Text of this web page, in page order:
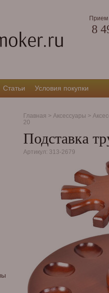
Прием
8
Статьи Условия покупки
Главная > Аксессуары >
20
Подставка
Артикул: 313-2679